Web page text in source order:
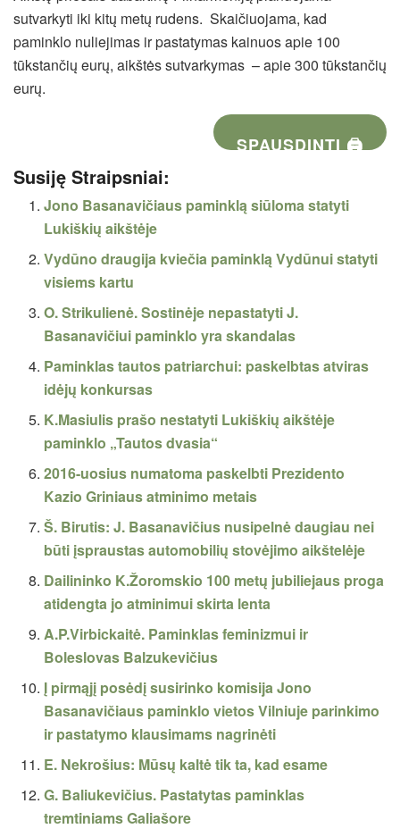
sutvarkyti iki kitų metų rudens. Skaičiuojama, kad
paminklo nuliejimas ir pastatymas kainuos apie 100
tūkstančių eurų, aikštės sutvarkymas – apie 300 tūkstančių
eurų.
SPAUSDINTI 🖨
Susiję Straipsniai:
Jono Basanavičiaus paminklą siūloma statyti
Lukiškių aikštėje
Vydūno draugija kviečia paminklą Vydūnui statyti
visiems kartu
O. Strikulienė. Sostinėje nepastatyti J.
Basanavičiui paminklo yra skandalas
Paminklas tautos patriarchui: paskelbtas atviras
idėjų konkursas
K.Masiulis prašo nestatyti Lukiškių aikštėje
paminklo „Tautos dvasia“
2016-uosius numatoma paskelbti Prezidento
Kazio Griniaus atminimo metais
Š. Birutis: J. Basanavičius nusipelnė daugiau nei
būti įspraustas automobilių stovėjimo aikštelėje
Dailininko K.Žoromskio 100 metų jubiliejaus proga
atidengta jo atminimui skirta lenta
A.P.Virbickaitė. Paminklas feminizmui ir
Boleslovas Balzukevičius
Į pirmąjį posėdį susirinko komisija Jono
Basanavičiaus paminklo vietos Vilniuje parinkimo
ir pastatymo klausimams nagrinėti
E. Nekrošius: Mūsų kaltė tik ta, kad esame
G. Baliukevičius. Pastatytas paminklas
tremtiniams Galiašore